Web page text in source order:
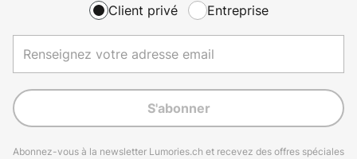
Client privé Entreprise
S'abonner
Abonnez-vous à la newsletter Lumories.ch et recevez des offres spéciales